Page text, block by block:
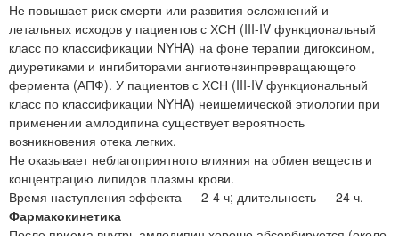
Не повышает риск смерти или развития осложнений и
летальных исходов у пациентов с ХСН (III-IV функциональный
класс по классификации NYHA) на фоне терапии дигоксином,
диуретиками и ингибиторами ангиотензинпревращающего
фермента (АПФ). У пациентов с ХСН (III-IV функциональный
класс по классификации NYHA) неишемической этиологии при
применении амлодипина существует вероятность
возникновения отека легких.
Не оказывает неблагоприятного влияния на обмен веществ и
концентрацию липидов плазмы крови.
Время наступления эффекта — 2-4 ч; длительность — 24 ч.
Фармакокинетика